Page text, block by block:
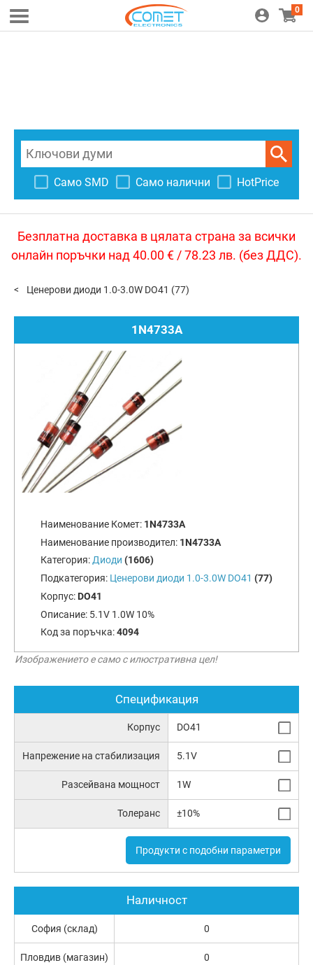
0
Само SMD Само налични HotPrice
Безплатна доставка в цялата страна за всички
онлайн поръчки над 40.00 € / 78.23 лв. (без ДДС).
Ценерови диоди 1.0-3.0W DO41 (77)
1N4733A
Наименование Комет: 1N4733A
Наименование производител: 1N4733A
Категория:Диоди (1606)
Подкатегория: Ценерови диоди 1.0-3.0W DO41 (77)
Корпус: DO41
Описание: 5.1V 1.0W 10%
Код за поръчка:4094
Изображението е само с илюстративна цел!
Спецификация
Корпус DO41
Напрежение на стабилизация 5.1V
Разсейвана мощност 1W
Толеранс ±10%
Продукти с подобни параметри
Наличност
София (склад) 0
Пловдив (магазин) 0